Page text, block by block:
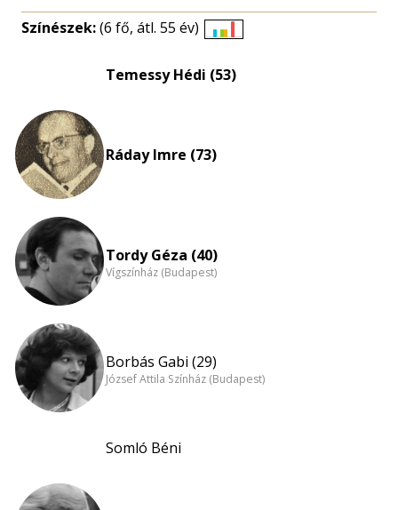
Színészek:(6 fő, átl. 55 év)
eloszlás
Temessy Hédi (53)
Ráday Imre (73)
Tordy Géza (40)
Vígszínház (Budapest)
Borbás Gabi (29)
József Attila Színház (Budapest)
Somló Béni